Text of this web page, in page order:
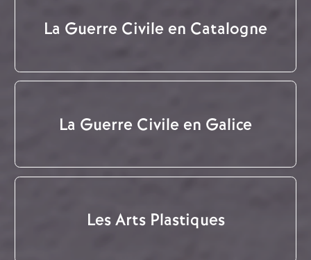
La Guerre Civile en Catalogne
La Guerre Civile en Galice
Les Arts Plastiques